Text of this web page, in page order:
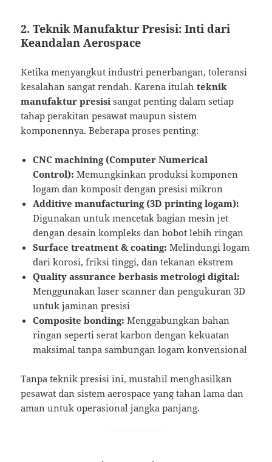
2. Teknik Manufaktur Presisi: Inti dari
Keandalan Aerospace
Ketika menyangkut industri penerbangan, toleransi
kesalahan sangat rendah. Karena itulahteknik
manufaktur presisi sangat penting dalam setiap
tahap perakitan pesawat maupun sistem
komponennya. Beberapa proses penting:
CNC machining (Computer Numerical
Control): Memungkinkan produksi komponen
logam dan komposit dengan presisi mikron
Additive manufacturing (3D printing logam):
Digunakan untuk mencetak bagian mesin jet
dengan desain kompleks dan bobot lebih ringan
Surface treatment & coating: Melindungi logam
dari korosi, friksi tinggi, dan tekanan ekstrem
Quality assurance berbasis metrologi digital:
Menggunakan laser scanner dan pengukuran 3D
untuk jaminan presisi
Composite bonding: Menggabungkan bahan
ringan seperti serat karbon dengan kekuatan
maksimal tanpa sambungan logam konvensional
Tanpa teknik presisi ini, mustahil menghasilkan
pesawat dan sistem aerospace yang tahan lama dan
aman untuk operasional jangka panjang.